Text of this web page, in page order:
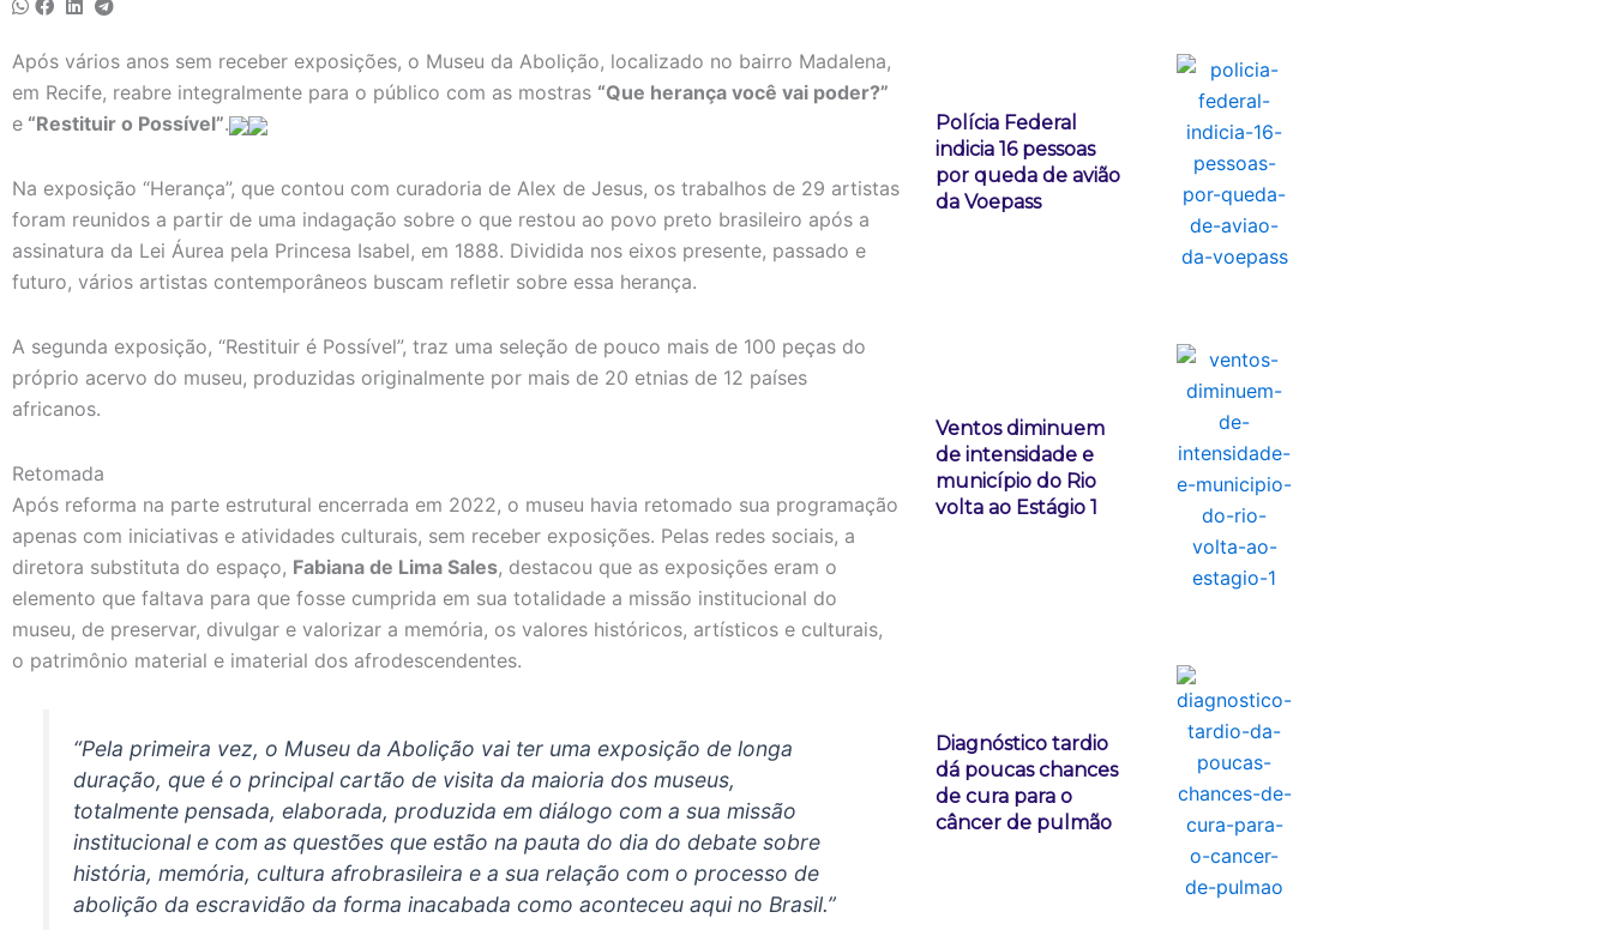
Após vários anos sem receber exposições, o Museu da Abolição, localizado no bairro Madalena,
em Recife, reabre integralmente para o público com as mostras “Que herança você vai poder?”
e “Restituir o Possível”.
Na exposição “Herança”, que contou com curadoria de Alex de Jesus, os trabalhos de 29 artistas
foram reunidos a partir de uma indagação sobre o que restou ao povo preto brasileiro após a
assinatura da Lei Áurea pela Princesa Isabel, em 1888. Dividida nos eixos presente, passado e
futuro, vários artistas contemporâneos buscam refletir sobre essa herança.
A segunda exposição, “Restituir é Possível”, traz uma seleção de pouco mais de 100 peças do
próprio acervo do museu, produzidas originalmente por mais de 20 etnias de 12 países
africanos.
Retomada
Após reforma na parte estrutural encerrada em 2022, o museu havia retomado sua programação
apenas com iniciativas e atividades culturais, sem receber exposições. Pelas redes sociais, a
diretora substituta do espaço, Fabiana de Lima Sales, destacou que as exposições eram o
elemento que faltava para que fosse cumprida em sua totalidade a missão institucional do
museu, de preservar, divulgar e valorizar a memória, os valores históricos, artísticos e culturais,
o patrimônio material e imaterial dos afrodescendentes.
“Pela primeira vez, o Museu da Abolição vai ter uma exposição de longa
duração, que é o principal cartão de visita da maioria dos museus,
totalmente pensada, elaborada, produzida em diálogo com a sua missão
institucional e com as questões que estão na pauta do dia do debate sobre
história, memória, cultura afrobrasileira e a sua relação com o processo de
abolição da escravidão da forma inacabada como aconteceu aqui no Brasil.”
Polícia Federal
indicia 16 pessoas
por queda de avião
da Voepass
Ventos diminuem
de intensidade e
município do Rio
volta ao Estágio 1
Diagnóstico tardio
dá poucas chances
de cura para o
câncer de pulmão